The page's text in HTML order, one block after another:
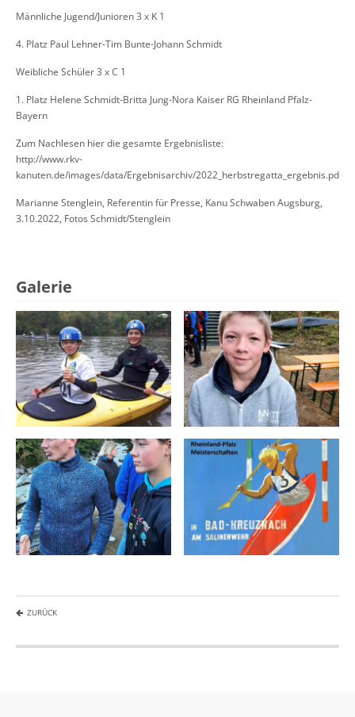
Männliche Jugend/Junioren 3 x K 1
4. Platz Paul Lehner-Tim Bunte-Johann Schmidt
Weibliche Schüler 3 x C 1
1. Platz Helene Schmidt-Britta Jung-Nora Kaiser RG Rheinland Pfalz-
Bayern
Zum Nachlesen hier die gesamte Ergebnisliste:
http://www.rkv-
kanuten.de/images/data/Ergebnisarchiv/2022_herbstregatta_ergebnis.pdf
Marianne Stenglein, Referentin für Presse, Kanu Schwaben Augsburg,
3.10.2022, Fotos Schmidt/Stenglein
Galerie
ZURÜCK